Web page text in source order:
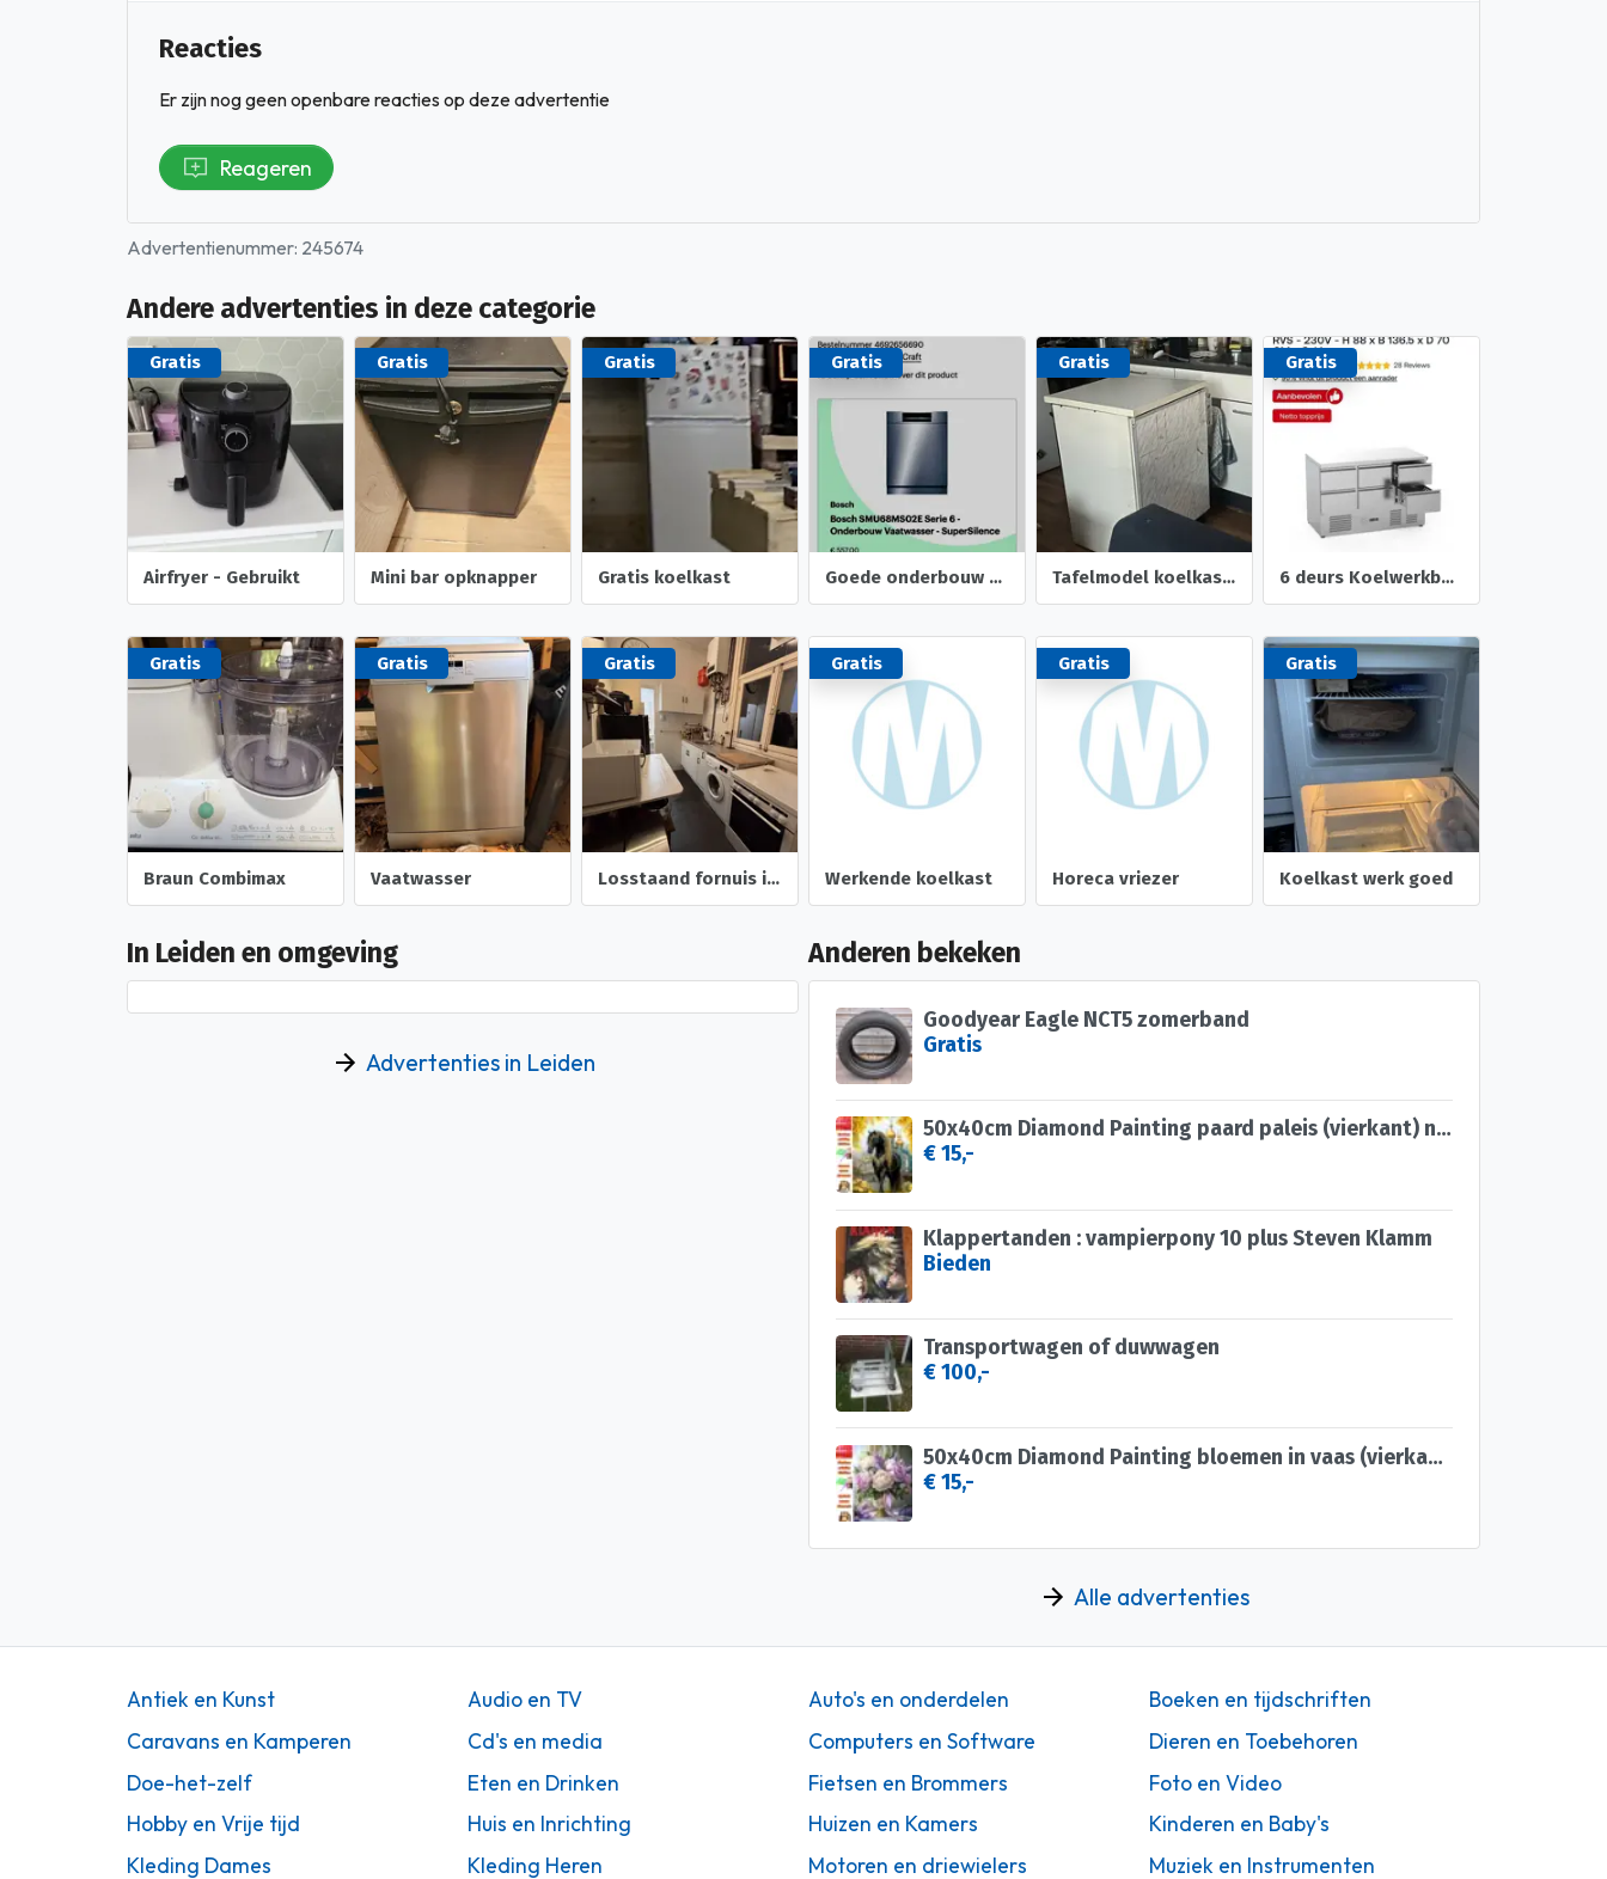
Reacties
Er zijn nog geen openbare reacties op deze advertentie
Reageren
Advertentienummer: 245674
Andere advertenties in deze categorie
Gratis
Airfryer - Gebruikt
Gratis
Mini bar opknapper
Gratis
Gratis koelkast
Gratis
Goede onderbouw vastwasser
Gratis
Tafelmodel koelkast zonder vriesvak
Gratis
6 deurs Koelwerkbank
Gratis
Braun Combimax
Gratis
Vaatwasser
Gratis
Losstaand fornuis inclusief oven
Gratis
Werkende koelkast
Gratis
Horeca vriezer
Gratis
Koelkast werk goed
In Leiden en omgeving
Advertenties in Leiden
Anderen bekeken
Goodyear Eagle NCT5 zomerband
Gratis
50x40cm Diamond Painting paard paleis (vierkant) nr 60
€ 15,-
Klappertanden : vampierpony 10 plus Steven Klamm
Bieden
Transportwagen of duwwagen
€ 100,-
50x40cm Diamond Painting bloemen in vaas (vierkant) nr 54
€ 15,-
Alle advertenties
Antiek en Kunst Audio en TV Auto's en onderdelen
Boeken en tijdschriften
Caravans en Kamperen
Cd's en media Computers en Software
Dieren en Toebehoren
Doe-het-zelf
Eten en Drinken Fietsen en Brommers
Foto en Video
Hobby en Vrije tijd
Huis en Inrichting Huizen en Kamers
Kinderen en Baby's
Kleding Dames
Kleding Heren Motoren en driewielers Muziek en Instrumenten